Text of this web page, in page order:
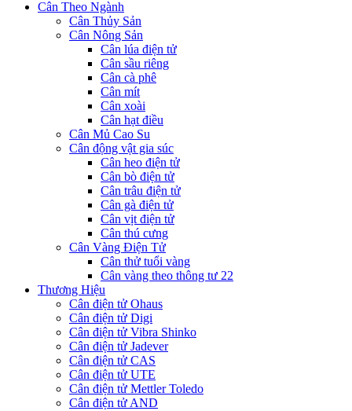
Cân Theo Ngành
Cân Thủy Sản
Cân Nông Sản
Cân lúa điện tử
Cân sầu riêng
Cân cà phê
Cân mít
Cân xoài
Cân hạt điều
Cân Mủ Cao Su
Cân động vật gia súc
Cân heo điện tử
Cân bò điện tử
Cân trâu điện tử
Cân gà điện tử
Cân vịt điện tử
Cân thú cưng
Cân Vàng Điện Tử
Cân thử tuổi vàng
Cân vàng theo thông tư 22
Thương Hiệu
Cân điện tử Ohaus
Cân điện tử Digi
Cân điện tử Vibra Shinko
Cân điện tử Jadever
Cân điện tử CAS
Cân điện tử UTE
Cân điện tử Mettler Toledo
Cân điện tử AND